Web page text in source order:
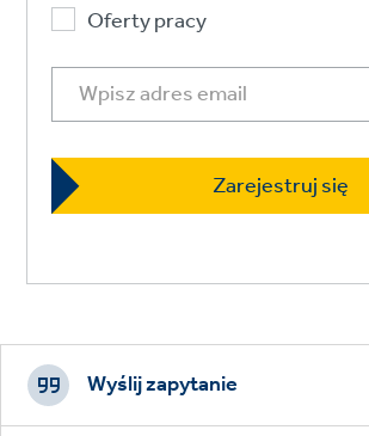
Oferty pracy
Footer
CTAs
Wyślij zapytanie